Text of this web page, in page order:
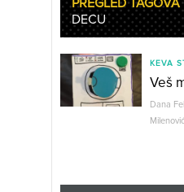
DECU
KEVA
Veš
Dana
Milenović